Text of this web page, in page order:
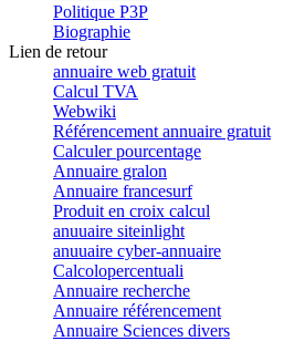
Politique P3P
Biographie
Lien de retour
annuaire web gratuit
Calcul TVA
Webwiki
Référencement annuaire gratuit
Calculer pourcentage
Annuaire gralon
Annuaire francesurf
Produit en croix calcul
anuuaire siteinlight
anuuaire cyber-annuaire
Calcolopercentuali
Annuaire recherche
Annuaire référencement
Annuaire Sciences divers